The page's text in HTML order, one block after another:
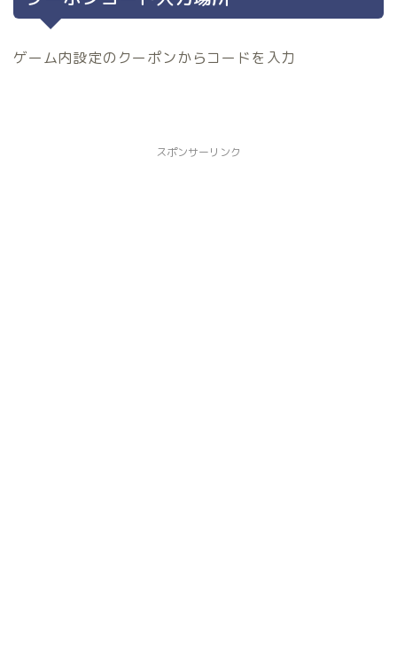
ゲーム内設定のクーポンからコードを入力
スポンサーリンク